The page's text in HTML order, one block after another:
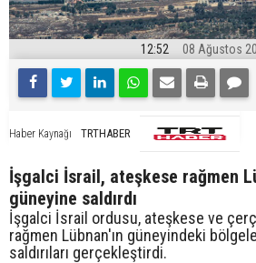
12:52 08 Ağustos
Haber Kaynağı TRTHABER
İşgalci İsrail, ateşkese rağmen
güneyine saldırdı
İşgalci İsrail ordusu, ateşkese ve
rağmen Lübnan'ın güneyindeki
saldırıları gerçekleştirdi.